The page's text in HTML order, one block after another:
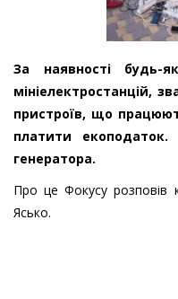
За наявності будь-
мініелектростанцій,
пристроїв, що
платити
генератора.
Про це Фокусу розповів
Ясько.